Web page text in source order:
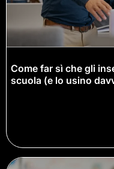
Come far sì che gli
scuola (e lo usino